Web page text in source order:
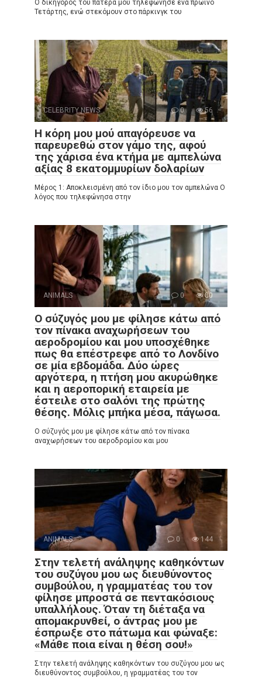
Ο δικηγόρος του πατέρα μου τηλεφώνησε ένα πρωινό
Τετάρτης, ενώ στεκόμουν στο πάρκινγκ του
CELEBRITY NEWS 0 56
Η κόρη μου μού απαγόρευσε να
παρευρεθώ στον γάμο της, αφού
της χάρισα ένα κτήμα με αμπελώνα
αξίας 8 εκατομμυρίων δολαρίων
Μέρος 1: Αποκλεισμένη από τον ίδιο μου τον αμπελώνα Ο
λόγος που τηλεφώνησα στην
ANIMALS 0 80
Ο σύζυγός μου με φίλησε κάτω από
τον πίνακα αναχωρήσεων του
αεροδρομίου και μου υποσχέθηκε
πως θα επέστρεφε από το Λονδίνο
σε μία εβδομάδα. Δύο ώρες
αργότερα, η πτήση μου ακυρώθηκε
και η αεροπορική εταιρεία με
έστειλε στο σαλόνι της πρώτης
θέσης. Μόλις μπήκα μέσα, πάγωσα.
Ο σύζυγός μου με φίλησε κάτω από τον πίνακα
αναχωρήσεων του αεροδρομίου και μου
ANIMALS 0 144
Στην τελετή ανάληψης καθηκόντων
του συζύγου μου ως διευθύνοντος
συμβούλου, η γραμματέας του τον
φίλησε μπροστά σε πεντακόσιους
υπαλλήλους. Όταν τη διέταξα να
απομακρυνθεί, ο άντρας μου με
έσπρωξε στο πάτωμα και φώναξε:
«Μάθε ποια είναι η θέση σου!»
Στην τελετή ανάληψης καθηκόντων του συζύγου μου ως
διευθύνοντος συμβούλου, η γραμματέας του τον